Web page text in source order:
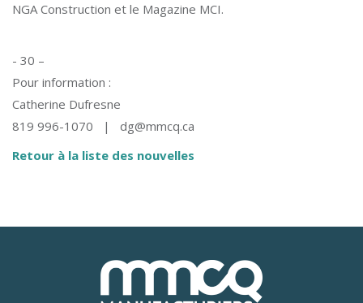
NGA Construction et le Magazine MCI.
- 30 –
Pour information :
Catherine Dufresne
819 996-1070 | dg@mmcq.ca
Retour à la liste des nouvelles